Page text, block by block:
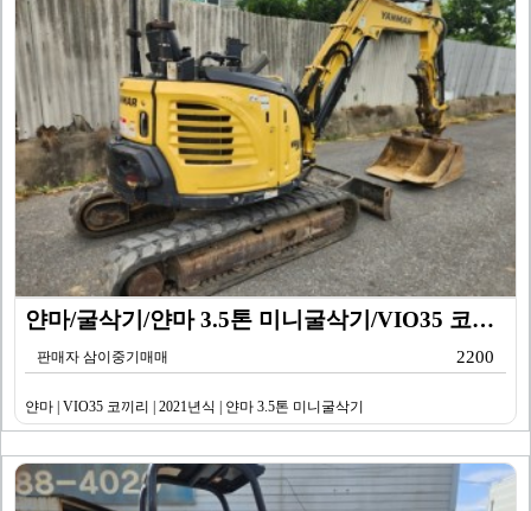
얀마/굴삭기/얀마 3.5톤 미니굴삭기/VIO35 코끼리…
판매자 삼이중기매매 2200
얀마 | VIO35 코끼리 | 2021년식 | 얀마 3.5톤 미니굴삭기